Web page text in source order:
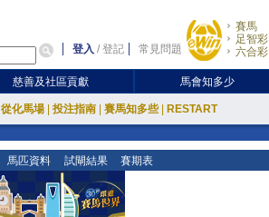
登入 /登記 常見問題
賽馬
足智彩
六合彩
慈善及社區貢獻 馬會知多少
從化馬場 投注指南 賽馬知多些 RESTART
馬匹資料 試閘結果 賽期表